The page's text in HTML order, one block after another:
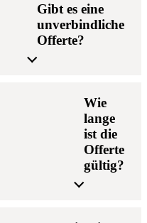
Gibt es eine
unverbindliche
Offerte?
Wie
lange
ist die
Offerte
gültig?